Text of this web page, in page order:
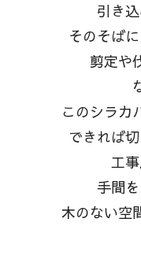
引き
そのそば
剪定や
このシラカ
できれば
工
手間
木のない空